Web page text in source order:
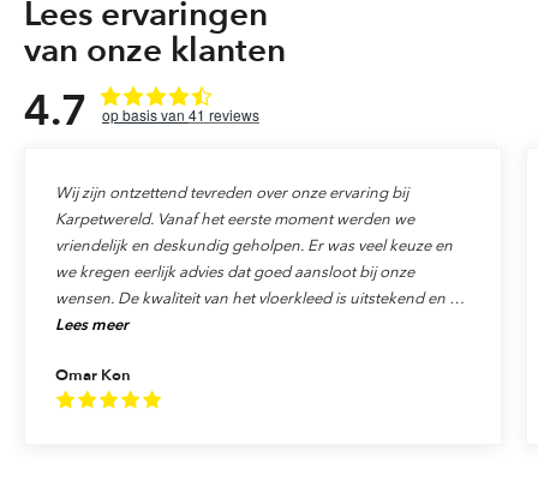
Lees ervaringen
van onze klanten
4.7 41 reviews
Omar Kon
Wij zijn ontzettend tevreden over onze ervaring bij
Karpetwereld. Vanaf het eerste moment werden we
vriendelijk en deskundig geholpen. Er was veel keuze en
we kregen eerlijk advies dat goed aansloot bij onze
wensen. De kwaliteit van het vloerkleed is uitstekend en de
levering verliep precies zoals afgesproken. Ook de service
echt als klant gewaardeerd. We raden Karpetwereld dan
ook van harte aan aan iedereen die op zoek is naar
Lees meer